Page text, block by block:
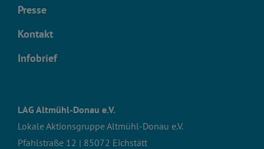
Presse
Kontakt
Infobrief
LAG Altmühl-Donau e.V.
Lokale Aktionsgruppe Altmühl-Donau e.V.
Pfahlstraße 12 | 85072 Eichstätt